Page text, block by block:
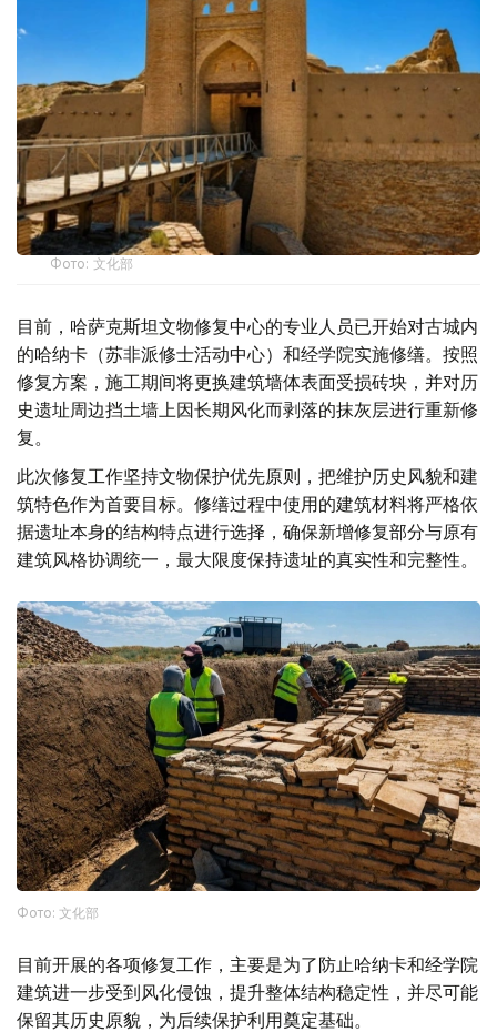
Фото: 文化部
目前，哈萨克斯坦文物修复中心的专业人员已开始对古城内
的哈纳卡（苏非派修士活动中心）和经学院实施修缮。按照
修复方案，施工期间将更换建筑墙体表面受损砖块，并对历
史遗址周边挡土墙上因长期风化而剥落的抹灰层进行重新修
复。
此次修复工作坚持文物保护优先原则，把维护历史风貌和建
筑特色作为首要目标。修缮过程中使用的建筑材料将严格依
据遗址本身的结构特点进行选择，确保新增修复部分与原有
建筑风格协调统一，最大限度保持遗址的真实性和完整性。
Фото: 文化部
目前开展的各项修复工作，主要是为了防止哈纳卡和经学院
建筑进一步受到风化侵蚀，提升整体结构稳定性，并尽可能
保留其历史原貌，为后续保护利用奠定基础。